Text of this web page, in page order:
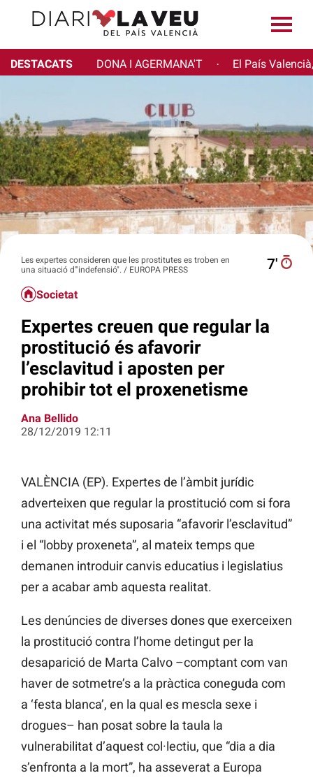
DESTACATS DONA I AGERMANA'T · El País
Les expertes consideren que les prostitutes es troben en
una situació d'"indefensió". / EUROPA PRESS
7′
Societat
Expertes creuen que regular la
prostitució és afavorir
l’esclavitud i aposten per
prohibir tot el proxenetisme
Ana Bellido
28/12/2019 12:11
VALÈNCIA (EP). Expertes de l’àmbit jurídic
adverteixen que regular la prostitució com si fora
una activitat més suposaria “afavorir l’esclavitud”
i el “lobby proxeneta”, al mateix temps que
demanen introduir canvis educatius i legislatius
per a acabar amb aquesta realitat.
Les denúncies de diverses dones que exerceixen
la prostitució contra l’home detingut per la
desaparició de Marta Calvo –comptant com van
haver de sotmetre’s a la pràctica coneguda com
a ‘festa blanca’, en la qual es mescla sexe i
drogues– han posat sobre la taula la
vulnerabilitat d’aquest col·lectiu, que “dia a dia
s’enfronta a la mort”, ha asseverat a Europa